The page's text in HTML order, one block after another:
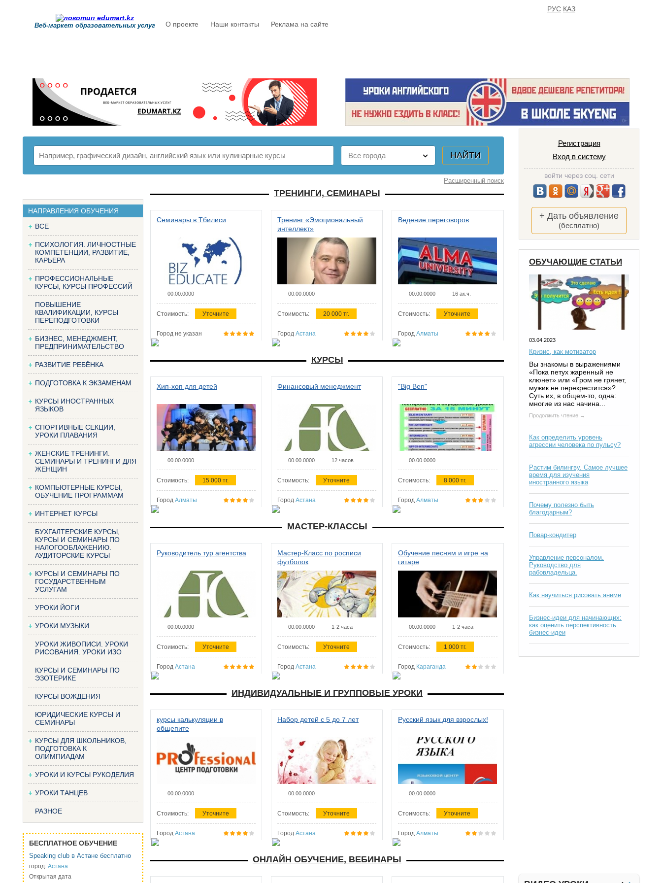
Веб-маркет образовательных услуг О проекте Наши контакты Реклама на сайте
РУС КАЗ
Расширенный поиск
НАПРАВЛЕНИЯ ОБУЧЕНИЯ
ВСЕ
ПСИХОЛОГИЯ. ЛИЧНОСТНЫЕ
КОМПЕТЕНЦИИ, РАЗВИТИЕ,
КАРЬЕРА
ПРОФЕССИОНАЛЬНЫЕ
КУРСЫ, КУРСЫ ПРОФЕССИЙ
ПОВЫШЕНИЕ
КВАЛИФИКАЦИИ, КУРСЫ
ПЕРЕПОДГОТОВКИ
БИЗНЕС, МЕНЕДЖМЕНТ,
ПРЕДПРИНИМАТЕЛЬСТВО
РАЗВИТИЕ РЕБЁНКА
ПОДГОТОВКА К ЭКЗАМЕНАМ
КУРСЫ ИНОСТРАННЫХ
ЯЗЫКОВ
СПОРТИВНЫЕ СЕКЦИИ,
УРОКИ ПЛАВАНИЯ
ЖЕНСКИЕ ТРЕНИНГИ.
СЕМИНАРЫ И ТРЕНИНГИ ДЛЯ
ЖЕНЩИН
КОМПЬЮТЕРНЫЕ КУРСЫ,
ОБУЧЕНИЕ ПРОГРАММАМ
ИНТЕРНЕТ КУРСЫ
БУХГАЛТЕРСКИЕ КУРСЫ,
КУРСЫ И СЕМИНАРЫ ПО
НАЛОГООБЛАЖЕНИЮ.
АУДИТОРСКИЕ КУРСЫ
КУРСЫ И СЕМИНАРЫ ПО
ГОСУДАРСТВЕННЫМ
УСЛУГАМ
УРОКИ ЙОГИ
УРОКИ МУЗЫКИ
УРОКИ ЖИВОПИСИ. УРОКИ
РИСОВАНИЯ. УРОКИ ИЗО
КУРСЫ И СЕМИНАРЫ ПО
ЭЗОТЕРИКЕ
КУРСЫ ВОЖДЕНИЯ
ЮРИДИЧЕСКИЕ КУРСЫ И
СЕМИНАРЫ
КУРСЫ ДЛЯ ШКОЛЬНИКОВ,
ПОДГОТОВКА К
ОЛИМПИАДАМ
УРОКИ И КУРСЫ РУКОДЕЛИЯ
УРОКИ ТАНЦЕВ
РАЗНОЕ
БЕСПЛАТНОЕ ОБУЧЕНИЕ
Speaking club в Астане бесплатно
город: Астана
Открытая дата
ТРЕНИНГИ, СЕМИНАРЫ
Семинары в Тбилиси
00.00.0000
Стоимость: Уточните
Город не указан
Тренинг «Эмоциональный
интеллект»
00.00.0000
Стоимость: 20 000 тг.
Город Астана
Ведение переговоров
00.00.0000 16 ак.ч.
Стоимость: Уточните
Город Алматы
КУРСЫ
Хип-хоп для детей
00.00.0000
Стоимость: 15 000 тг.
Город Алматы
Финансовый менеджмент
00.00.0000 12 часов
Стоимость: Уточните
Город Астана
"Big Ben"
00.00.0000
Стоимость: 8 000 тг.
Город Алматы
МАСТЕР-КЛАССЫ
Руководитель тур агентства
00.00.0000
Стоимость: Уточните
Город Астана
Мастер-Класс по росписи
футболок
00.00.0000 1-2 часа
Стоимость: Уточните
Город Астана
Обучение песням и игре на
гитаре
00.00.0000 1-2 часа
Стоимость: 1 000 тг.
Город Караганда
ИНДИВИДУАЛЬНЫЕ И ГРУППОВЫЕ УРОКИ
курсы калькуляции в
общепите
00.00.0000
Стоимость: Уточните
Город Астана
Набор детей с 5 до 7 лет
00.00.0000
Стоимость: Уточните
Город Астана
Русский язык для взрослых!
00.00.0000
Стоимость: Уточните
Город Алматы
ОНЛАЙН ОБУЧЕНИЕ, ВЕБИНАРЫ
Регистрация
Вход в систему
войти через соц. сети
+ Дать объявление
(бесплатно)
ОБУЧАЮЩИЕ СТАТЬИ
03.04.2023
Кризис, как мотиватор
Вы знакомы в выражениями
«Пока петух жаренный не
клюнет» или «Гром не грянет,
мужик не перекрестится»?
Суть их, в общем-то, одна:
многие из нас начина...
Продолжить чтение →
Как определить уровень
агрессии человека по пульсу?
Растим билингву. Самое лучшее
время для изучения
иностранного языка
Почему полезно быть
благодарным?
Повар-кондитер
Управление персоналом.
Руководство для
рабовладельца.
Как научиться рисовать аниме
Бизнес-идеи для начинающих:
как оценить перспективность
бизнес-идеи